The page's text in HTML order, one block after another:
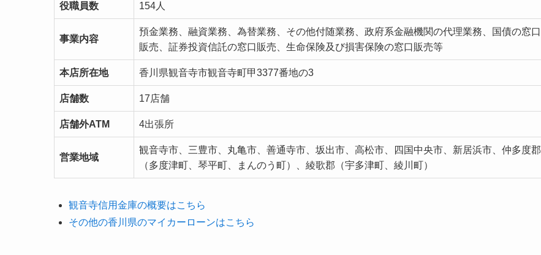
役職員数 154人
事業内容
預金業務、融資業務、為替業務、その他付随業務、政府系金融機関の代理業務、国債の窓口
販売、証券投資信託の窓口販売、生命保険及び損害保険の窓口販売等
本店所在地 香川県観音寺市観音寺町甲3377番地の3
店舗数 17店舗
店舗外ATM 4出張所
営業地域
観音寺市、三豊市、丸亀市、善通寺市、坂出市、高松市、四国中央市、新居浜市、仲多度郡
（多度津町、琴平町、まんのう町）、綾歌郡（宇多津町、綾川町）
観音寺信用金庫の概要はこちら
その他の香川県のマイカーローンはこちら